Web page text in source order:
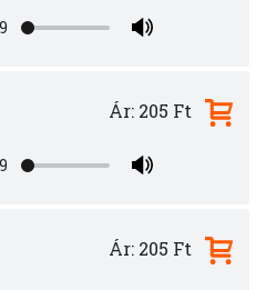
Ár: 205 Ft
Ár: 205 Ft